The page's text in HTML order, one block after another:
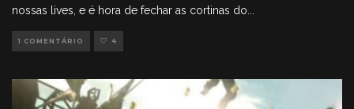
nossas lives, e é hora de fechar as cortinas do
1 COMENTÁRIO 4